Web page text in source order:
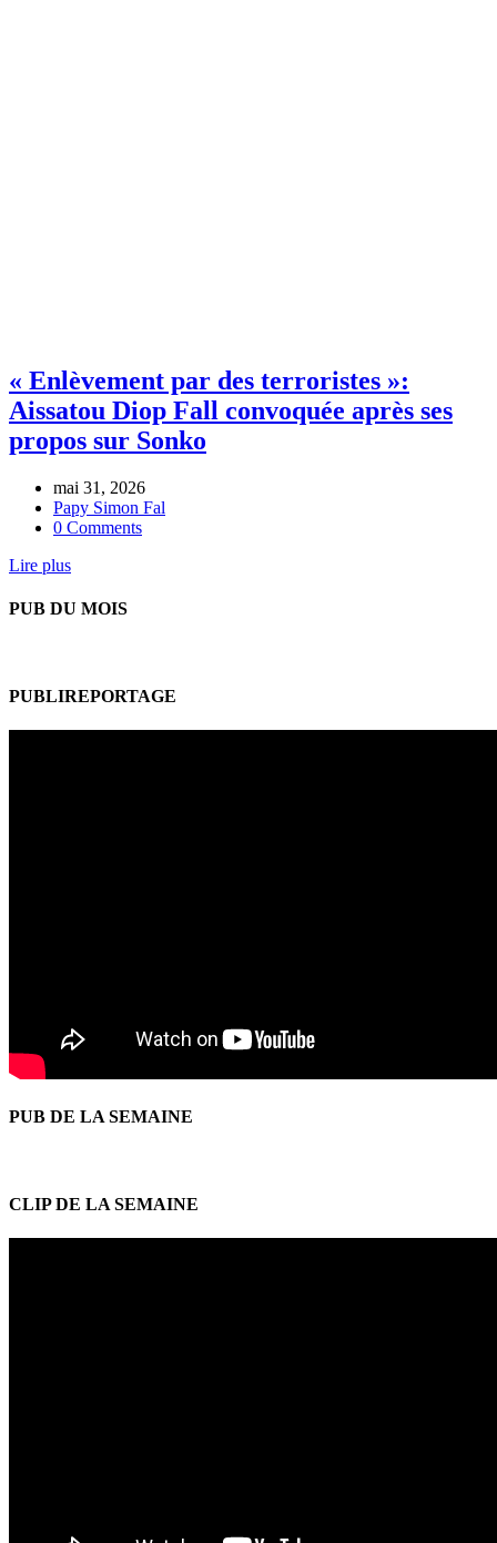
« Enlèvement par des terroristes »:
Aissatou Diop Fall convoquée après ses
propos sur Sonko
mai 31, 2026
Papy Simon Fal
0 Comments
Lire plus
PUB DU MOIS
PUBLIREPORTAGE
PUB DE LA SEMAINE
CLIP DE LA SEMAINE